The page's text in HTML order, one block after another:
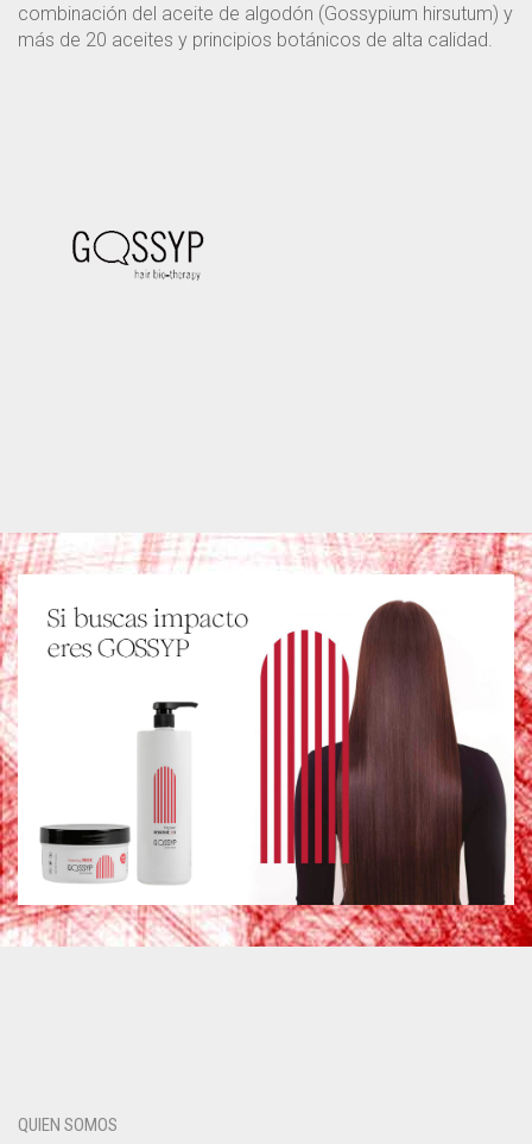
combinación del aceite de algodón (Gossypium hirsutum) y
más de 20 aceites y principios botánicos de alta calidad.
QUIEN SOMOS